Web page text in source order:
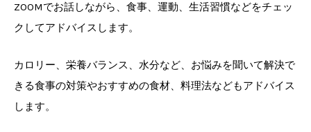
ZOOMでお話しながら、食事、運動、生活習慣などをチェッ
クしてアドバイスします。
カロリー、栄養バランス、水分など、お悩みを聞いて解決で
きる食事の対策やおすすめの食材、料理法などもアドバイス
します。